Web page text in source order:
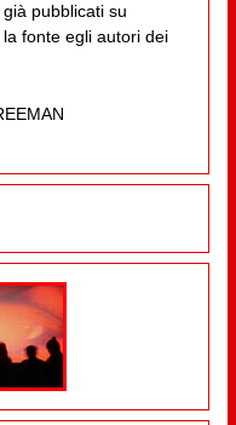
pubblicati su
fonte egli autori dei